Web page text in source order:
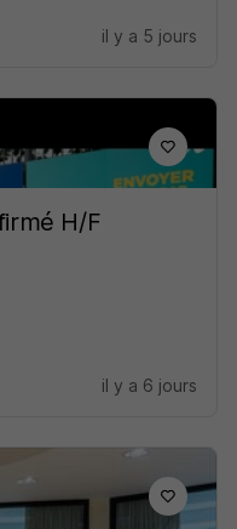
il y a 5 jours
H/F
il y a 6 jours